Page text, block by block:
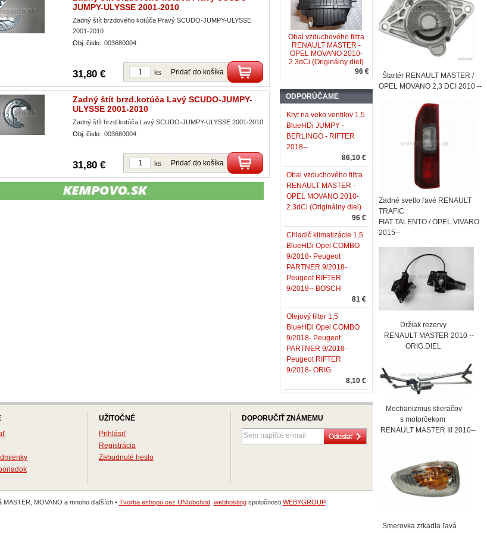
JUMPY-ULYSSE 2001-2010
Zadný štít brzdového kotúča Pravý SCUDO-JUMPY-ULYSSE
2001-2010
Obj. čislo: 003680004
31,80 € Pridať do košíka
ks
Zadný štít brzd.kotúča Lavý SCUDO-JUMPY-
ULYSSE 2001-2010
Zadný štít brzd.kotúča Lavý SCUDO-JUMPY-ULYSSE 2001-2010
Obj. čislo: 003660004
31,80 € Pridať do košíka
ks
Obal vzduchového filtra
RENAULT MASTER -
OPEL MOVANO 2010-
2.3dCi (Originálny diel)
96 €
ODPORÚČAME
Kryt na veko ventilov 1,5
BlueHDi JUMPY -
BERLINGO - RIFTER
2018--
86,10 €
Obal vzduchového filtra
RENAULT MASTER -
OPEL MOVANO 2010-
2.3dCi (Originálny diel)
96 €
Chladič klimatizácie 1,5
BlueHDi Opel COMBO
9/2018- Peugeot
PARTNER 9/2018-
Peugeot RIFTER
9/2018-- BOSCH
81 €
Olejový filter 1,5
BlueHDi Opel COMBO
9/2018- Peugeot
PARTNER 9/2018-
Peugeot RIFTER
9/2018- ORIG
8,10 €
UŽITOČNÉ
Prihlásiť
Registrácia
Zabudnuté heslo
DOPORUČIŤ ZNÁMEMU
MOVANO a mnoho ďaľších • Tvorba eshopu cez UNIobchod, webhostingspoločnosti WEBYGROUP
Štartér RENAULT MASTER /
OPEL MOVANO 2,3 DCI 2010 --
Zadné svetlo ľavé RENAULT
TRAFIC
FIAT TALENTO / OPEL VIVARO
2015--
Držiak rezervy
RENAULT MASTER 2010 --
ORIG.DIEL
Mechanizmus stieračov
s motorčekom
RENAULT MASTER III 2010--
Smerovka zrkadla ľavá